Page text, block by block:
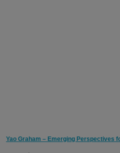
Yao Graham – Emerging Perspectives